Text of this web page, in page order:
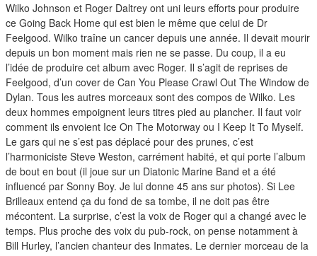
Wilko Johnson et Roger Daltrey ont uni leurs efforts pour produire
ce Going Back Home qui est bien le même que celui de Dr
Feelgood. Wilko traîne un cancer depuis une année. Il devait mourir
depuis un bon moment mais rien ne se passe. Du coup, il a eu
l’idée de produire cet album avec Roger. Il s’agit de reprises de
Feelgood, d’un cover de Can You Please Crawl Out The Window de
Dylan. Tous les autres morceaux sont des compos de Wilko. Les
deux hommes empoignent leurs titres pied au plancher. Il faut voir
comment ils envoient Ice On The Motorway ou I Keep It To Myself.
Le gars qui ne s’est pas déplacé pour des prunes, c’est
l’harmoniciste Steve Weston, carrément habité, et qui porte l’album
de bout en bout (il joue sur un Diatonic Marine Band et a été
influencé par Sonny Boy. Je lui donne 45 ans sur photos). Si Lee
Brilleaux entend ça du fond de sa tombe, il ne doit pas être
mécontent. La surprise, c’est la voix de Roger qui a changé avec le
temps. Plus proche des voix du pub-rock, on pense notamment à
Bill Hurley, l’ancien chanteur des Inmates. Le dernier morceau de la